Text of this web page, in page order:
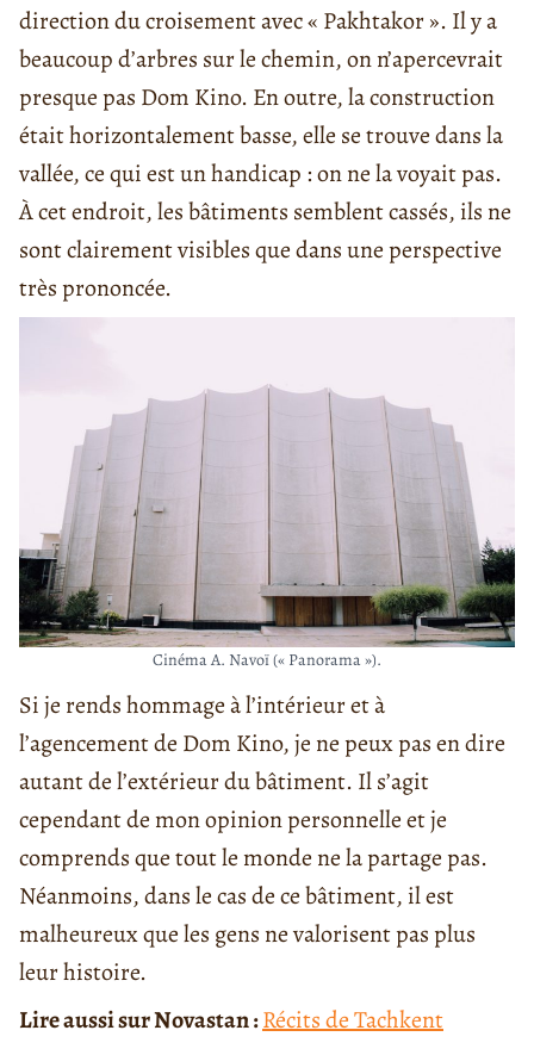
direction du croisement avec « Pakhtakor ». Il y a
beaucoup d’arbres sur le chemin, on n’apercevrait
presque pas Dom Kino. En outre, la construction
était horizontalement basse, elle se trouve dans la
vallée, ce qui est un handicap : on ne la voyait pas.
À cet endroit, les bâtiments semblent cassés, ils ne
sont clairement visibles que dans une perspective
très prononcée.
Cinéma A. Navoï (« Panorama »).
Si je rends hommage à l’intérieur et à
l’agencement de Dom Kino, je ne peux pas en dire
autant de l’extérieur du bâtiment. Il s’agit
cependant de mon opinion personnelle et je
comprends que tout le monde ne la partage pas.
Néanmoins, dans le cas de ce bâtiment, il est
malheureux que les gens ne valorisent pas plus
leur histoire.
Lire aussi sur Novastan :Récits de Tachkent